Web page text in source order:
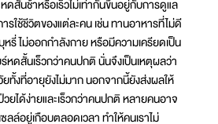
หดสั้นช้าหรือเร็วไม่เท่ากันขึ้นอยู่กับการดูแล
รใช้ชีวิตของแต่ละคน เช่น ทานอาหารที่ไม่ดี
รี่ ไม่ออกกำลังกาย หรือมีความเครียดเป็น
ร์หดสั้นเร็วกว่าคนปกติ นั่นจึงเป็นเหตุผลว่า
ทั้งที่อายุยังไม่มาก นอกจากนี้ยังส่งผลให้
วยได้ง่ายและเร็วกว่าคนปกติ หลายคนอาจ
ลล์อยู่เกือบตลอดเวลา ทำให้คนเราไม่